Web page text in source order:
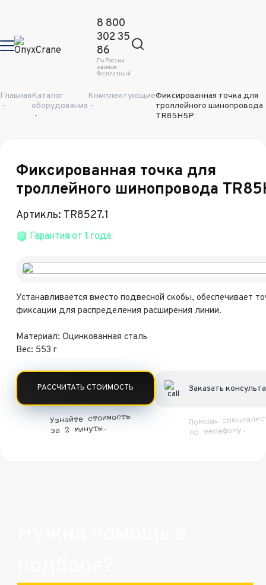
8 800
302 35
86
По России
звонок
бесплатный
Главная
-
Каталог
оборудования
-
Комплектующие
-
Фиксированная точка для
троллейного шинопровода
TR85H5P
Фиксированная точка для
троллейного шинопровода
Артикль: TR8527.1
Гарантия от 1 года
Устанавливается вместо подвесной скобы, обеспечивает
фиксации для распределения расширения линии.
Материал: Оцинкованная сталь
Вес: 553 г
РАССЧИТАТЬ СТОИМОСТЬ
Узнайте стоимость
за 2 минуты.
Заказать
Помощь
по телефону.